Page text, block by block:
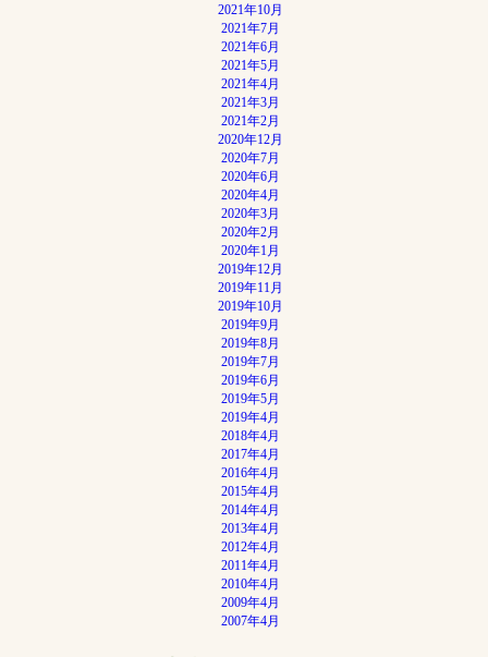
2021年10月
2021年7月
2021年6月
2021年5月
2021年4月
2021年3月
2021年2月
2020年12月
2020年7月
2020年6月
2020年4月
2020年3月
2020年2月
2020年1月
2019年12月
2019年11月
2019年10月
2019年9月
2019年8月
2019年7月
2019年6月
2019年5月
2019年4月
2018年4月
2017年4月
2016年4月
2015年4月
2014年4月
2013年4月
2012年4月
2011年4月
2010年4月
2009年4月
2007年4月